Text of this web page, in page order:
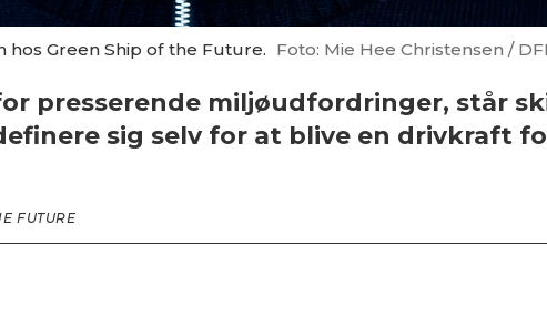
Green Ship of the Future. Foto: Mie Hee Christensen /
presserende miljøudfordringer, står
sig selv for at blive en drivkraft
FUTURE